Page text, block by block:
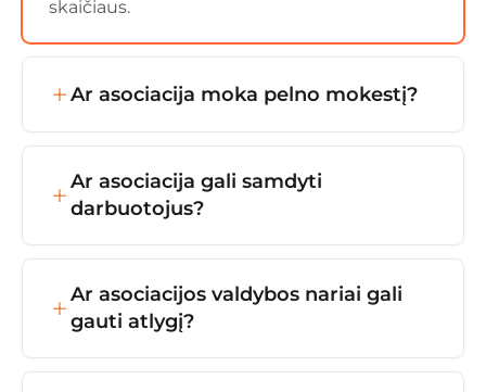
skaičiaus.
Ar asociacija moka pelno mokestį?
nurodytus tikslus ir asociacija nevykdo
komercinės veiklos. Tačiau jei yra pajamų iš
Ar asociacija gali samdyti
darbuotojus?
tvarkyti darbo sutartis, darbo užmokesčio
apskaitą, deklaruoti mokesčius (GPM, PSD,
Ar asociacijos valdybos nariai gali
gauti atlygį?